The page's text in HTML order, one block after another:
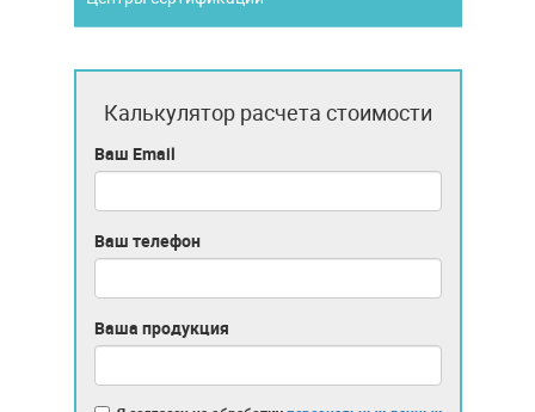
Калькулятор расчета стоимости
Ваш Email
Ваш телефон
Ваша продукция